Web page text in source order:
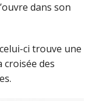
dans son
ci trouve une
des